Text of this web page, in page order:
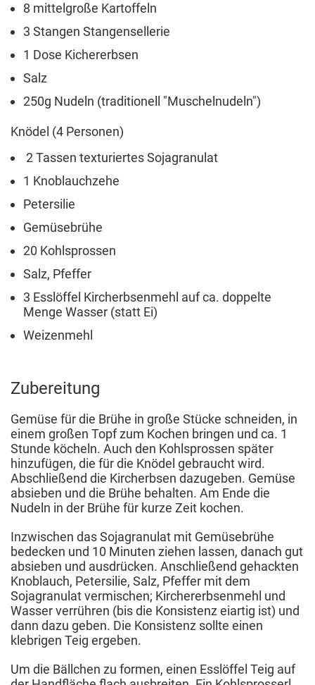
8 mittelgroße Kartoffeln
3 Stangen Stangensellerie
1 Dose Kichererbsen
Salz
250g Nudeln (traditionell "Muschelnudeln")
Knödel (4 Personen)
2 Tassen texturiertes Sojagranulat
1 Knoblauchzehe
Petersilie
Gemüsebrühe
20 Kohlsprossen
Salz, Pfeffer
3 Esslöffel Kircherbsenmehl auf ca. doppelte
Menge Wasser (statt Ei)
Weizenmehl
Zubereitung
Gemüse für die Brühe in große Stücke schneiden, in
einem großen Topf zum Kochen bringen und ca. 1
Stunde köcheln. Auch den Kohlsprossen später
hinzufügen, die für die Knödel gebraucht wird.
Abschließend die Kircherbsen dazugeben. Gemüse
absieben und die Brühe behalten. Am Ende die
Nudeln in der Brühe für kurze Zeit kochen.
Inzwischen das Sojagranulat mit Gemüsebrühe
bedecken und 10 Minuten ziehen lassen, danach gut
absieben und ausdrücken. Anschließend gehackten
Knoblauch, Petersilie, Salz, Pfeffer mit dem
Sojagranulat vermischen; Kirchererbsenmehl und
Wasser verrühren (bis die Konsistenz eiartig ist) und
dann dazu geben. Die Konsistenz sollte einen
klebrigen Teig ergeben.
Um die Bällchen zu formen, einen Esslöffel Teig auf